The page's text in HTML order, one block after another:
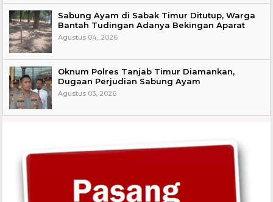
Sabung Ayam di Sabak Timur Ditutup, Warga
Bantah Tudingan Adanya Bekingan Aparat
Agustus 04, 2026
Oknum Polres Tanjab Timur Diamankan,
Dugaan Perjudian Sabung Ayam
Agustus 03, 2026